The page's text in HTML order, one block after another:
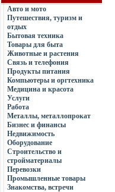
Авто и мото
Путешествия, туризм и
отдых
Бытовая техника
Товары для быта
Животные и растения
Связь и телефония
Продукты питания
Компьютеры и оргтехника
Медицина и красота
Услуги
Работа
Металлы, металлопрокат
Бизнес и финансы
Недвижимость
Оборудование
Строительство и
стройматериалы
Перевозки
Промышленные товары
Знакомства, встречи